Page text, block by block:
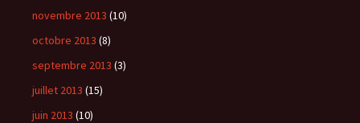
novembre 2013 (10)
octobre 2013 (8)
septembre 2013 (3)
juillet 2013 (15)
juin 2013 (10)